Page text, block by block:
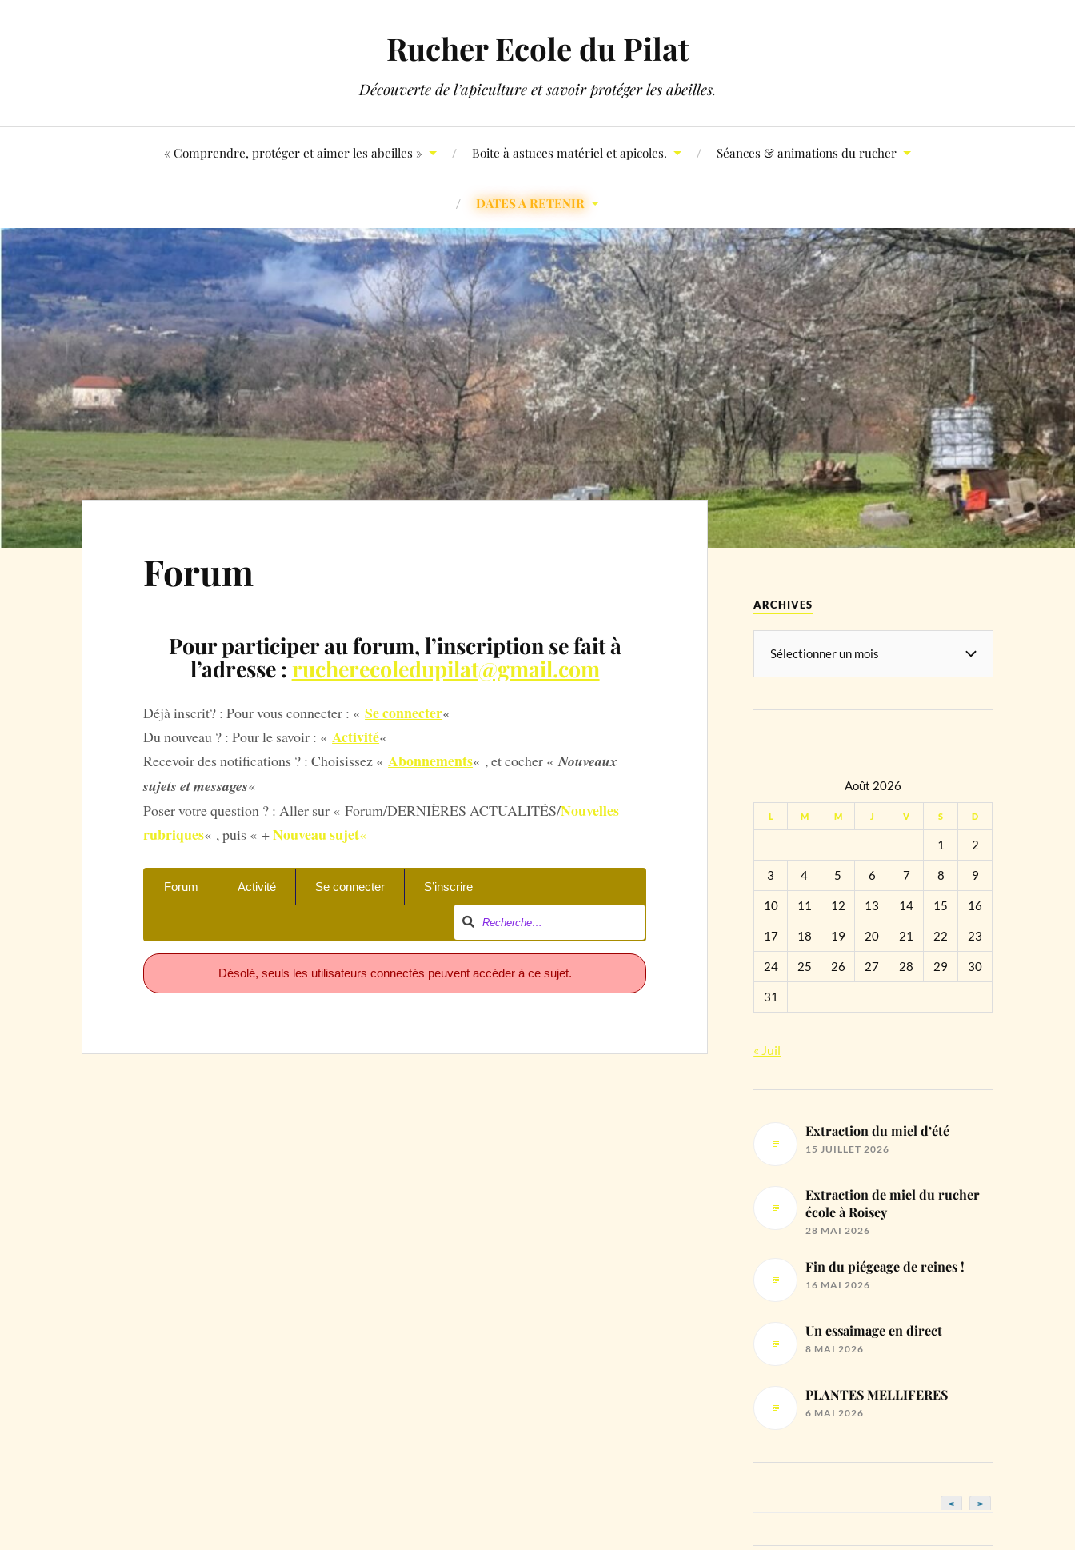
Rucher Ecole du Pilat
Découverte de l’apiculture et savoir protéger les abeilles.
« Comprendre, protéger et aimer les abeilles » Boite à astuces matériel et apicoles. Séances & animations du rucher
DATES A RETENIR
Forum
Pour participer au forum, l’inscription se fait à
l’adresse :rucherecoledupilat@gmail.com
Déjà inscrit? : Pour vous connecter : «Se connecter«
Du nouveau ? : Pour le savoir : «Activité«
Recevoir des notifications ? : Choisissez «Abonnements« , et cocher «Nouveaux
sujets et messages«
Poser votre question ? : Aller sur « Forum/DERNIÈRES ACTUALITÉS/Nouvelles
rubriques« , puis « +Nouveau sujet«
Forum Activité Se connecter S’inscrire
Désolé, seuls les utilisateurs connectés peuvent accéder à ce sujet.
ARCHIVES
Août 2026
L M M J V S D
1 2
3 4 5 6 7 8 9
10 11 12 13 14 15 16
17 18 19 20 21 22 23
24 25 26 27 28 29 30
31
« Juil
Extraction du miel d’été
15 JUILLET 2026
Extraction de miel du rucher
école à Roisey
28 MAI 2026
Fin du piégeage de reines !
16 MAI 2026
Un essaimage en direct
8 MAI 2026
PLANTES MELLIFERES
6 MAI 2026
< >